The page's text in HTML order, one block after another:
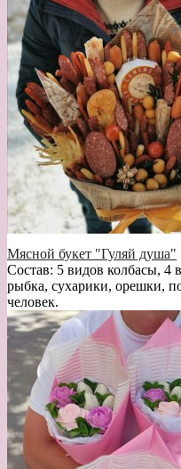
Мясной букет "Гуляй душа"
Состав: 5 видов колбасы, 4
рыбка, сухарики, орешки,
человек.